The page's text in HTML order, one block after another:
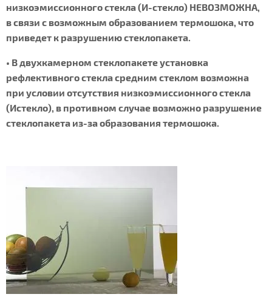
низкоэмиссионного стекла (И-стекло) НЕВОЗМОЖНА,
в связи с возможным образованием термошока, что
приведет к разрушению стеклопакета.
• В двухкамерном стеклопакете установка
рефлективного стекла средним стеклом возможна
при условии отсутствия низкоэмиссионного стекла
(Истекло), в противном случае возможно разрушение
стеклопакета из-за образования термошока.